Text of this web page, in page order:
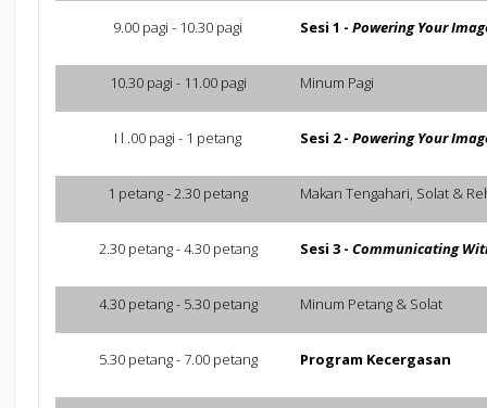
9.00 pagi - 10.30 pagi Sesi 1 - Powering Your
10.30 pagi - 11.00 pagi Minum Pagi
I l .00 pagi - 1 petang Sesi 2 - Powering Your
1 petang - 2.30 petang Makan Tengahari, Solat &
2.30 petang - 4.30 petang Sesi 3 - Communicating
4.30 petang - 5.30 petang Minum Petang & Solat
5.30 petang - 7.00 petang Program Kecergasan